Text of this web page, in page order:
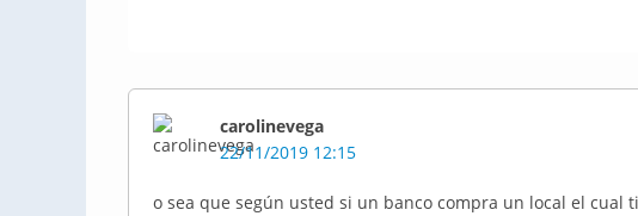
carolinevega
22/11/2019 12:15
o sea que según usted si un banco compra un local el cual